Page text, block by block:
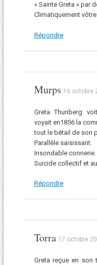
« Sainte Greta » par
Climatiquement
Répondre
Murps 16 octobre
Greta Thunberg
voyait en1856 la
tout le bétail de son
Parallèle saisissant.
Insondable connerie.
Suicide collectif et
Répondre
Torra 17 octobre
Greta reçue en son